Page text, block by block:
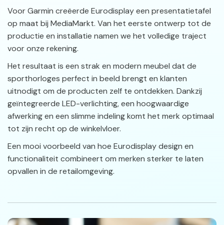
Voor Garmin creëerde Eurodisplay een presentatietafel
op maat bij MediaMarkt. Van het eerste ontwerp tot de
productie en installatie namen we het volledige traject
voor onze rekening.
Het resultaat is een strak en modern meubel dat de
sporthorloges perfect in beeld brengt en klanten
uitnodigt om de producten zelf te ontdekken. Dankzij
geïntegreerde LED-verlichting, een hoogwaardige
afwerking en een slimme indeling komt het merk optimaal
tot zijn recht op de winkelvloer.
Een mooi voorbeeld van hoe Eurodisplay design en
functionaliteit combineert om merken sterker te laten
opvallen in de retailomgeving.